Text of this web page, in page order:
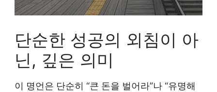
단순한 성공의 외침이 아
닌, 깊은 의미
이 명언은 단순히 “큰 돈을 벌어라”나 “유명해